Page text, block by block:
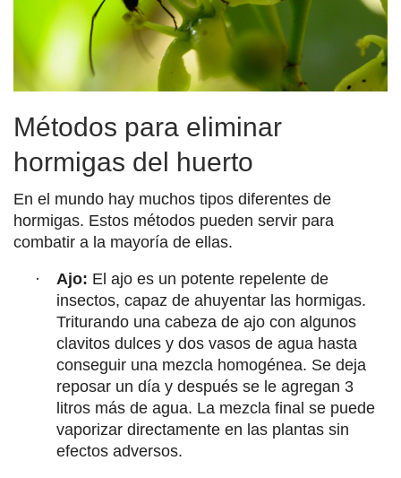
Métodos para eliminar
hormigas del huerto
En el mundo hay muchos tipos diferentes de
hormigas. Estos métodos pueden servir para
combatir a la mayoría de ellas.
· Ajo: El ajo es un potente repelente de
insectos, capaz de ahuyentar las hormigas.
Triturando una cabeza de ajo con algunos
clavitos dulces y dos vasos de agua hasta
conseguir una mezcla homogénea. Se deja
reposar un día y después se le agregan 3
litros más de agua. La mezcla final se puede
vaporizar directamente en las plantas sin
efectos adversos.